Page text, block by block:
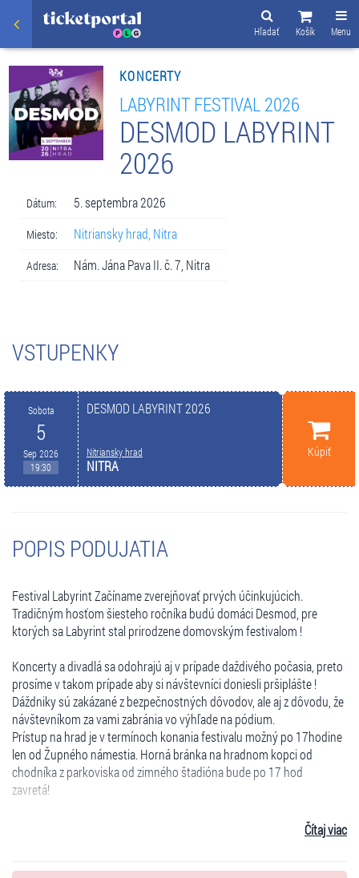
Menu
Košík
Hľadať
KONCERTY
LABYRINT FESTIVAL 2026
DESMOD LABYRINT
2026
Dátum: 5. septembra 2026
Miesto: Nitriansky hrad, Nitra
Adresa: Nám. Jána Pava II. č. 7, Nitra
VSTUPENKY
Sobota
5
Sep 2026
19:30
DESMOD LABYRINT 2026
Nitriansky hrad
NITRA
Kúpiť
POPIS PODUJATIA
Festival Labyrint Začíname zverejňovať prvých účinkujúcich.
Tradičným hosťom šiesteho ročníka budú domáci Desmod, pre
ktorých sa Labyrint stal prirodzene domovským festivalom !
Koncerty a divadlá sa odohrajú aj v prípade daždivého počasia, preto
prosíme v takom prípade aby si návštevníci doniesli pršiplášte !
Dáždniky sú zakázané z bezpečnostných dôvodov, ale aj z dôvodu, že
návštevníkom za vami zabránia vo výhľade na pódium.
Prístup na hrad je v termínoch konania festivalu možný po 17hodine
len od Župného námestia. Horná bránka na hradnom kopci od
chodníka z parkoviska od zimného štadióna bude po 17 hod
zavretá!
IMOBILNÝ & DOPROVOD
Čítaj viac